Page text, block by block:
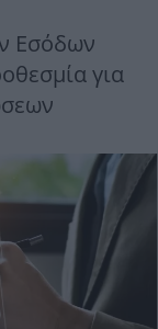
Εσόδων
για